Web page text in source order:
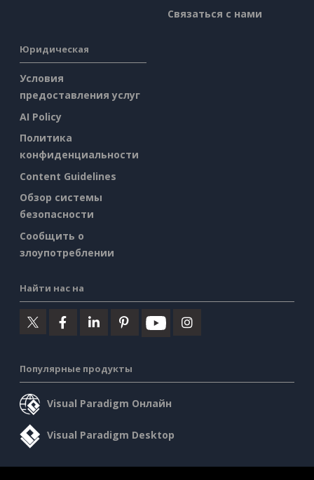
Связаться с нами
Юридическая
Условия
предоставления услуг
AI Policy
Политика
конфиденциальности
Content Guidelines
Обзор системы
безопасности
Сообщить о
злоупотреблении
Найти нас на
Популярные продукты
Visual Paradigm Онлайн
Visual Paradigm Desktop